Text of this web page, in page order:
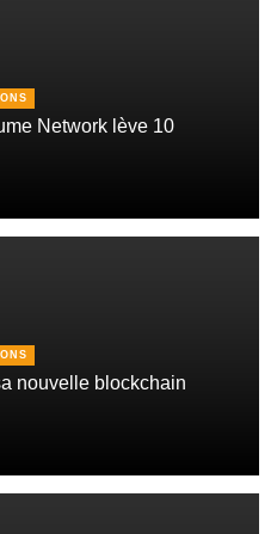
Network lève 10
nouvelle blockchain